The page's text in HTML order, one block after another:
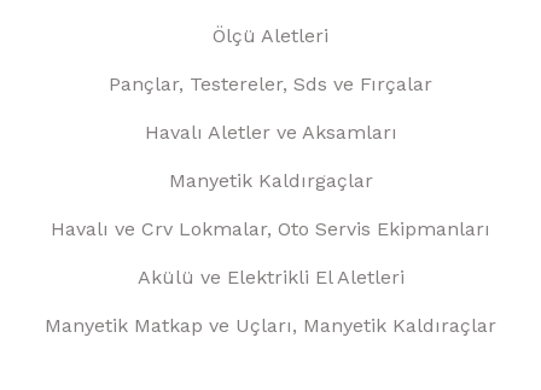
Ölçü Aletleri
Pançlar, Testereler, Sds ve Fırçalar
Havalı Aletler ve Aksamları
Manyetik Kaldırgaçlar
Havalı ve Crv Lokmalar, Oto Servis Ekipmanları
Akülü ve Elektrikli El Aletleri
Manyetik Matkap ve Uçları, Manyetik Kaldıraçlar